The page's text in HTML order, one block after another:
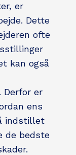
er
Dette
ofte
kan også
Derfor er
ens
indstillet
de bedste